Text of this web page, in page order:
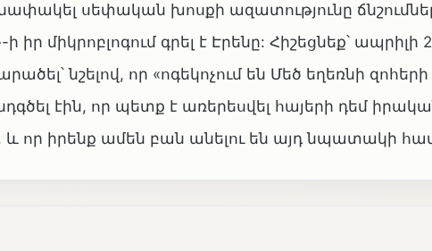
սեփական խոսքի ազատությունը
միկրոբլոգում գրել է Էրենը: Հիշեցնեք՝
նշելով, որ «ոգեկոչում են Մեծ եղեռնի
էին, որ պետք է առերեսվել հայերի դեմ
և որ իրենք ամեն բան անելու են այդ նպատակի